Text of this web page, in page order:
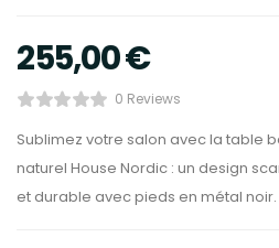
255,00€
0 Reviews
Sublimez votre salon avec la table
naturel House Nordic : un design
et durable avec pieds en métal noir.